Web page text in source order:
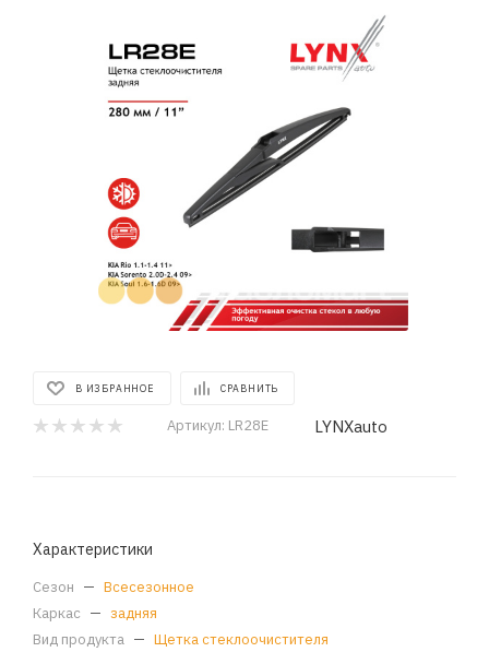
В ИЗБРАННОЕ СРАВНИТЬ
Артикул: LR28E LYNXauto
Характеристики
Сезон — Всесезонное
Каркас — задняя
Вид продукта — Щетка стеклоочистителя